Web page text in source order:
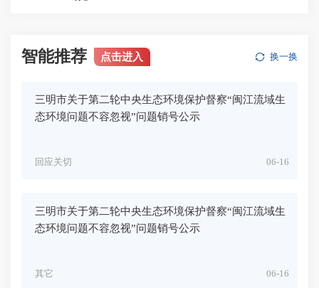
智能推荐 点击进入 换一换
三明市关于第二轮中央生态环境保护督察“闽江流域生
态环境问题不容忽视”问题销号公示
06-16
回应关切
三明市关于第二轮中央生态环境保护督察“闽江流域生
态环境问题不容忽视”问题销号公示
06-16
其它